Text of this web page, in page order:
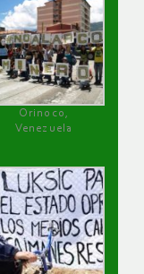
Orinoco,
Venezuela